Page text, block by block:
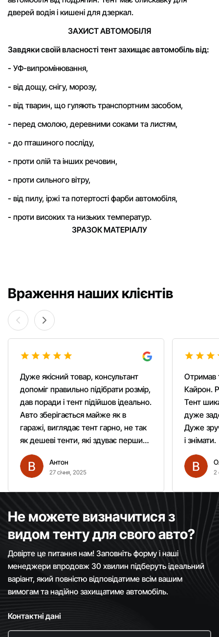
дверей водія і кишені для дзеркал.
ЗАХИСТ АВТОМОБІЛЯ
Завдяки своїй власності тент захищає автомобіль від:
- УФ-випромінювання,
- від дощу, снігу, морозу,
- від тварин, що гуляють транспортним засобом,
- перед смолою, деревними соками та листям,
- до пташиного посліду,
- проти олій та інших речовин,
- проти сильного вітру,
- від пилу, іржі та потертості фарби автомобіля,
- проти високих та низьких температур.
ЗРАЗОК МАТЕРІАЛУ
Враження наших клієнтів
Дуже якісний товар, консультант
допоміг правильно підібрати розмір,
дав поради і тент підійшов ідеально.
Авто зберігається майже як в
гаражі, виглядає тент гарно, не так
як дешеві тенти, які здуває першим
вітром. Гарно кріпиться.
Рекомендую однозначно!
Антон
27 січня, 2025
Отримав
Кайрон.
Тент
дуже
Дуже
і знімати.
2
Не можете визначитися з
видом тенту для свого авто?
Довірте це питання нам! Заповніть форму і наші
менеджери впродовж 30 хвилин підберуть ідеальний
варіант, який повністю відповідатиме всім вашим
вимогам та надійно захищатиме автомобіль.
Контактні дані